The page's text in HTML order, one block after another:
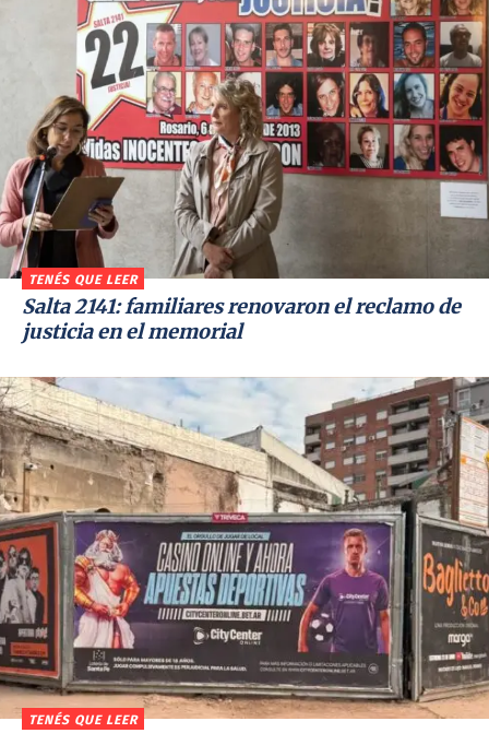
TENÉS QUE LEER
Salta 2141: familiares renovaron el reclamo de
justicia en el memorial
TENÉS QUE LEER